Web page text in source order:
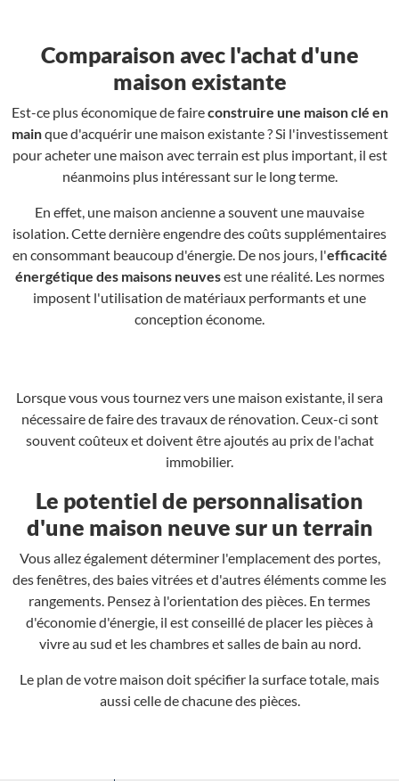
Comparaison avec l'achat d'une
maison existante
Est-ce plus économique de faireconstruire une maison clé en
mainque d'acquérir une maison existante ? Si l'investissement
pour acheter une maison avec terrain est plus important, il est
néanmoins plus intéressant sur le long terme.
En effet, une maison ancienne a souvent une mauvaise
isolation. Cette dernière engendre des coûts supplémentaires
en consommant beaucoup d'énergie. De nos jours, l'efficacité
énergétique des maisons neuvesest une réalité. Les normes
imposent l'utilisation de matériaux performants et une
conception économe.
Lorsque vous vous tournez vers une maison existante, il sera
nécessaire de faire des travaux de rénovation. Ceux-ci sont
souvent coûteux et doivent être ajoutés au prix de l'achat
immobilier.
Le potentiel de personnalisation
d'une maison neuve sur un terrain
Vous allez également déterminer l'emplacement des portes,
des fenêtres, des baies vitrées et d'autres éléments comme les
rangements. Pensez à l'orientation des pièces. En termes
d'économie d'énergie, il est conseillé de placer les pièces à
vivre au sud et les chambres et salles de bain au nord.
Le plan de votre maison doit spécifier la surface totale, mais
aussi celle de chacune des pièces.